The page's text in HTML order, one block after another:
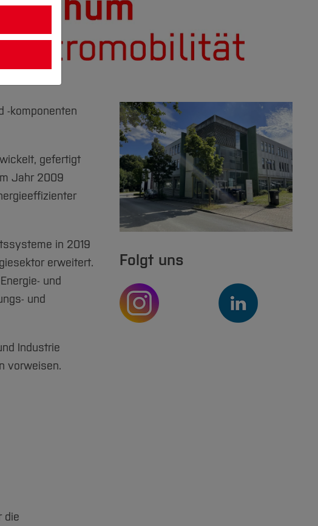
-komponenten
gefertigt
Jahr 2009
in 2019
erweitert.
und
und
Industrie
vorweisen.
die
Folgt uns